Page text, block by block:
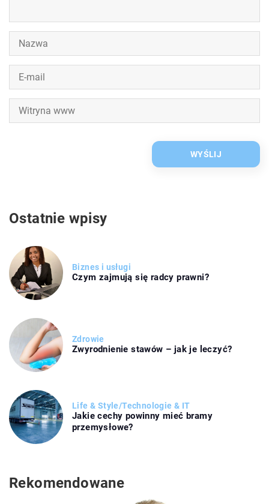
Ostatnie wpisy
Biznes i usługi
Czym zajmują się radcy prawni?
Zdrowie
Zwyrodnienie stawów – jak je leczyć?
Life & Style/Technologie & IT
Jakie cechy powinny mieć bramy
przemysłowe?
Rekomendowane